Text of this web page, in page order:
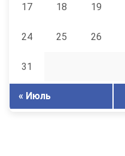
17 18 19
24 25 26
31
« Июль